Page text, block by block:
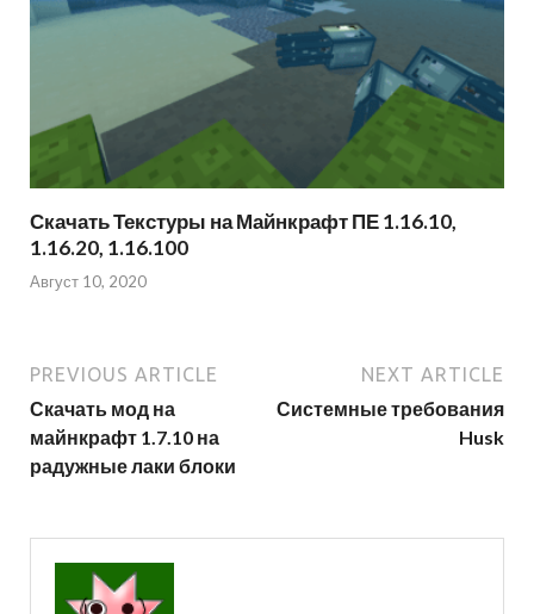
Скачать Текстуры на Майнкрафт ПЕ 1.16.10,
1.16.20, 1.16.100
Август 10, 2020
PREVIOUS ARTICLE
Скачать мод на
майнкрафт 1.7.10 на
радужные лаки блоки
NEXT ARTICLE
Системные требования
Husk